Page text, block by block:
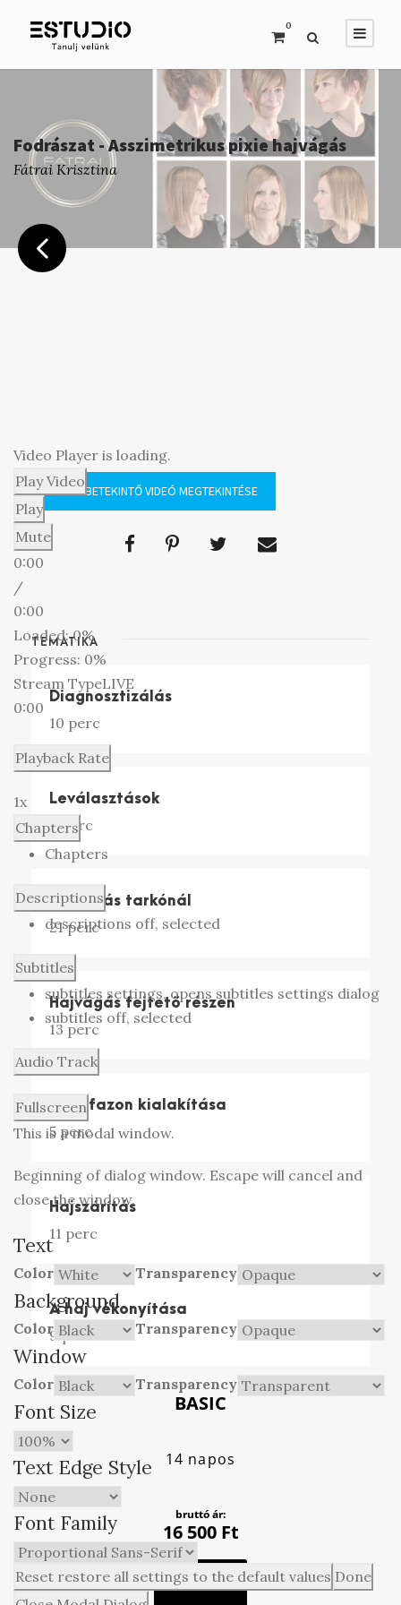
0
Fodrászat - Asszimetrikus pixie hajvágás
Fátrai Krisztina
Video Player is loading.
Play Video
Play
Mute
0:00
/
0:00
Loaded: 0%
Progress: 0%
Stream TypeLIVE
0:00
Playback Rate
1x
Chapters
Chapters
Descriptions
descriptions off, selected
Subtitles
subtitles settings, opens subtitles settings dialog
subtitles off, selected
Audio Track
Fullscreen
This is a modal window.
Beginning of dialog window. Escape will cancel and
close the window.
Text
Color Transparency
Background
Color Transparency
Window
Color Transparency
Font Size
Text Edge Style
Font Family
Reset restore all settings to the default values Done
INGYENES BETEKINTŐ VIDEÓ MEGTEKINTÉSE
TEMATIKA
Diagnosztizálás
10 perc
Leválasztások
6 perc
Hajvágás tarkónál
21 perc
Hajvágás fejtető részen
13 perc
Nyakfazon kialakítása
5 perc
Hajszárítás
11 perc
A haj vékonyítása
9 perc
BASIC
14 napos
bruttó ár:
16 500 Ft
KOSÁRBA